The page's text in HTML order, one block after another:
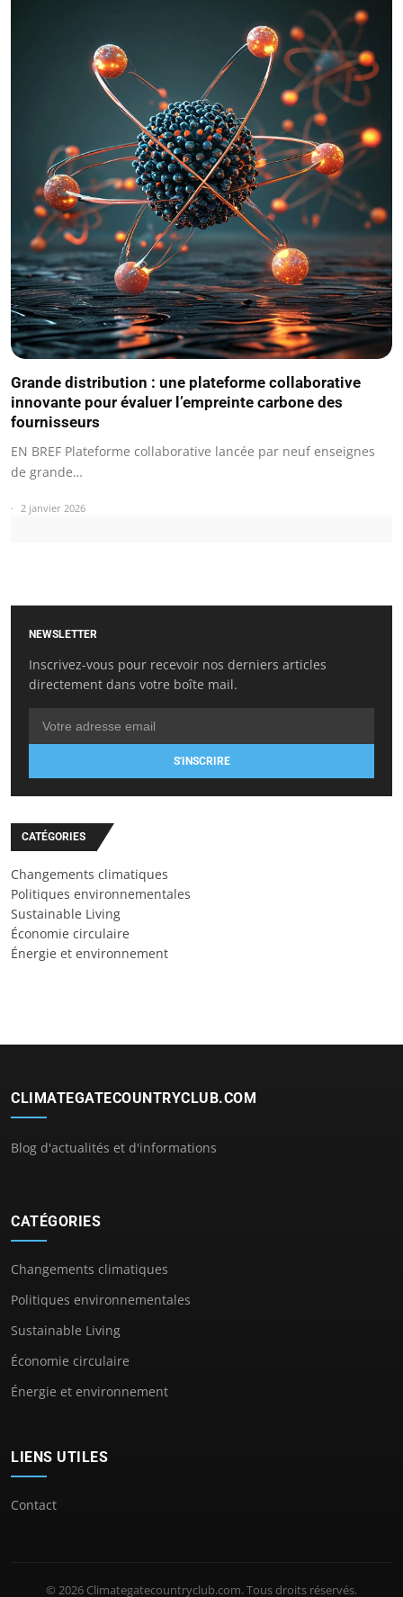
Grande distribution : une plateforme collaborative
innovante pour évaluer l’empreinte carbone des
fournisseurs
EN BREF Plateforme collaborative lancée par neuf enseignes
de grande…
2 janvier 2026
NEWSLETTER
Inscrivez-vous pour recevoir nos derniers articles
directement dans votre boîte mail.
S'INSCRIRE
CATÉGORIES
Changements climatiques
Politiques environnementales
Sustainable Living
Économie circulaire
Énergie et environnement
CLIMATEGATECOUNTRYCLUB.COM
Blog d'actualités et d'informations
CATÉGORIES
Changements climatiques
Politiques environnementales
Sustainable Living
Économie circulaire
Énergie et environnement
LIENS UTILES
Contact
© 2026 Climategatecountryclub.com. Tous droits réservés.